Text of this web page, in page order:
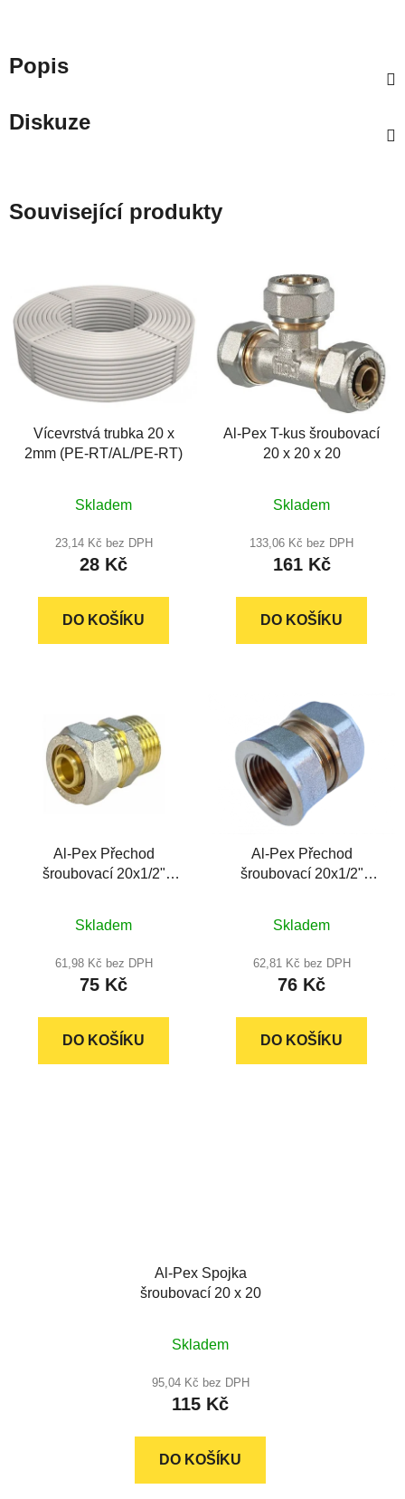
Popis
Diskuze
Související produkty
Vícevrstvá trubka 20 x
2mm (PE-RT/AL/PE-RT)
hodnocení
produktu
je
z
Skladem
23,14 Kč bez DPH
28 Kč
DO KOŠÍKU
Al-Pex T-kus šroubovací
20 x 20 x 20
hodnocení
produktu
je
z
Skladem
133,06 Kč bez DPH
161 Kč
DO KOŠÍKU
Al-Pex Přechod
šroubovací 20x1/2"
hodnocení
produktu
je
z
Skladem
61,98 Kč bez DPH
75 Kč
DO KOŠÍKU
Al-Pex Přechod
šroubovací 20x1/2"
hodnocení
produktu
je
z
Skladem
62,81 Kč bez DPH
76 Kč
DO KOŠÍKU
Al-Pex Spojka
šroubovací 20 x 20
Skladem
95,04 Kč bez DPH
115 Kč
DO KOŠÍKU